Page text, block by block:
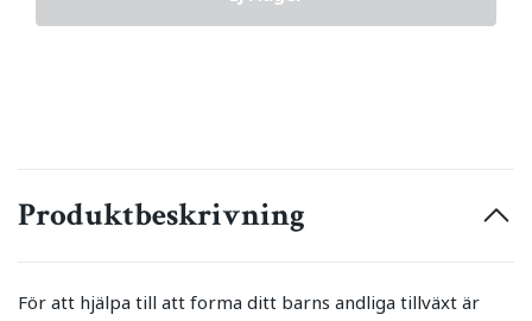
Produktbeskrivning
För att hjälpa till att forma ditt barns andliga tillväxt är